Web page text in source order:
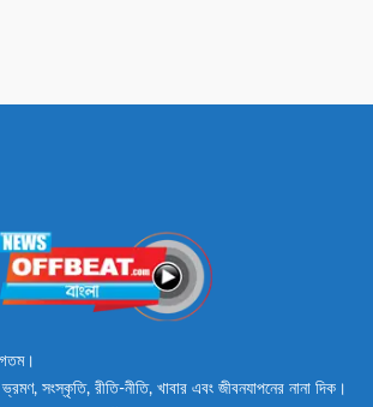
সংস্কৃতি, রীতি-নীতি, খাবার এবং জীবনযাপনের নানা দিক।